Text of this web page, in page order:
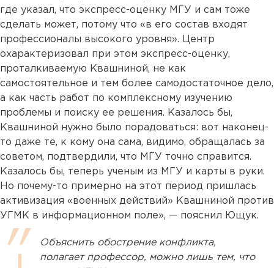
где указал, что экспресс-оценку МГУ и сам тоже
сделать может, потому что «в его состав входят
профессионалы высокого уровня». Центр
охарактеризовал при этом экспресс-оценку,
проталкиваемую Квашниной, не как
самостоятельное и тем более самодостаточное дело,
а как часть работ по комплексному изучению
проблемы и поиску ее решения. Казалось бы,
Квашниной нужно было порадоваться: вот наконец-
то даже те, к кому она сама, видимо, обращалась за
советом, подтвердили, что МГУ точно справится.
Казалось бы, теперь ученым из МГУ и карты в руки.
Но почему-то примерно на этот период пришлась
активизация «военных действий» Квашниной против
УГМК в информационном поле», — пояснил Ющук.
Объяснить обострение конфликта,
полагает профессор, можно лишь тем, что